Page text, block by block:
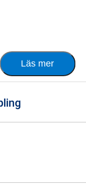
Läs mer